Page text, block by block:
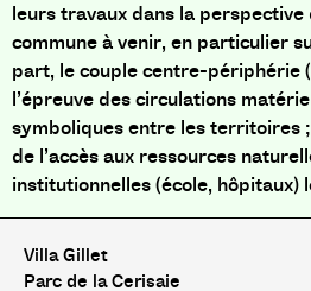
leurs travaux dans la perspective
commune à venir, en particulier
part, le couple centre-périphérie
l’épreuve des circulations
symboliques entre les territoires
de l’accès aux ressources
institutionnelles (école, hôpitaux)
Villa Gillet
Parc de la Cerisaie